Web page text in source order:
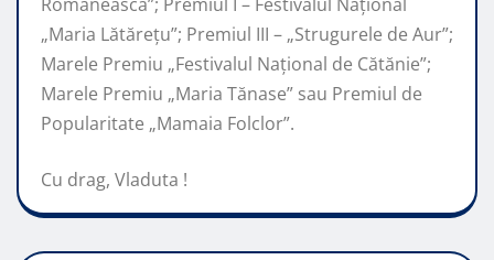
„Maria Lătărețu”; Premiul III – „Strugurele de Aur”;
Marele Premiu „Festivalul Național de Cătănie”;
Marele Premiu „Maria Tănase” sau Premiul de
Popularitate „Mamaia Folclor”.
Cu drag, Vladuta !